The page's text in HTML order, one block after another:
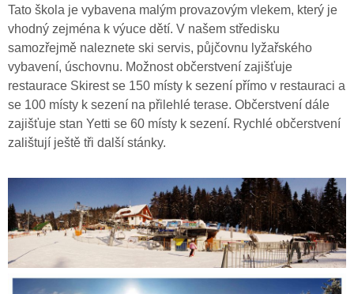
Tato škola je vybavena malým provazovým vlekem, který je
vhodný zejména k výuce dětí. V našem středisku
samozřejmě naleznete ski servis, půjčovnu lyžařského
vybavení, úschovnu. Možnost občerstvení zajišťuje
restaurace Skirest se 150 místy k sezení přímo v restauraci a
se 100 místy k sezení na přilehlé terase. Občerstvení dále
zajišťuje stan Yetti se 60 místy k sezení. Rychlé občerstvení
zalištují ještě tři další stánky.